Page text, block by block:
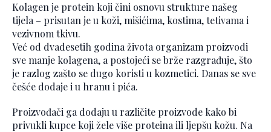
Kolagen je protein koji čini osnovu strukture našeg
tijela – prisutan je u koži, mišićima, kostima, tetivama i
vezivnom tkivu.
Već od dvadesetih godina života organizam proizvodi
sve manje kolagena, a postojeći se brže razgrađuje, što
je razlog zašto se dugo koristi u kozmetici. Danas se sve
češće dodaje i u hranu i pića.
Proizvođači ga dodaju u različite proizvode kako bi
privukli kupce koji žele više proteina ili ljepšu kožu. Na